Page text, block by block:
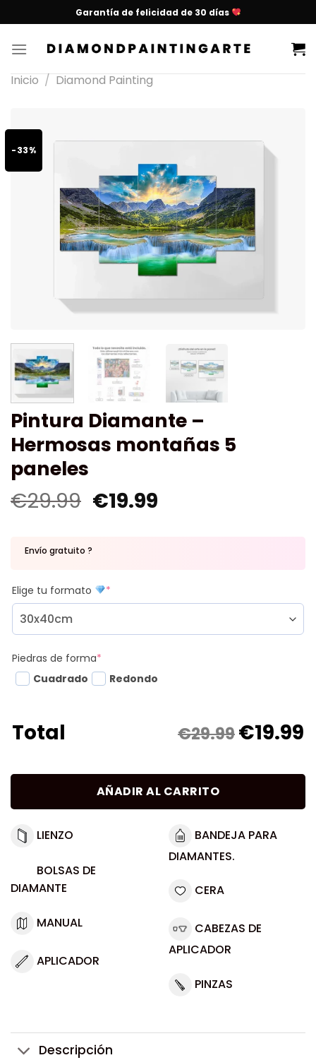
Garantía de felicidad de 30 días
Inicio / Diamond Painting
-33%
Pintura Diamante –
Hermosas montañas 5
paneles
€29.99 €19.99
Envío gratuito ?
Elige tu formato *
Piedras de forma*
Cuadrado
Redondo
Total €29.99€19.99
AÑADIR AL CARRITO
LIENZO
BOLSAS DE
DIAMANTE
MANUAL
APLICADOR
BANDEJA PARA
DIAMANTES.
CERA
CABEZAS DE
APLICADOR
PINZAS
Descripción